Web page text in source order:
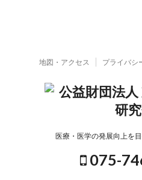
地図・アクセス プライバシ
医療・医学の発展向上を
075-